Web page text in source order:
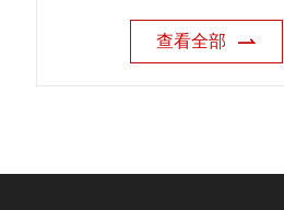
查看全部